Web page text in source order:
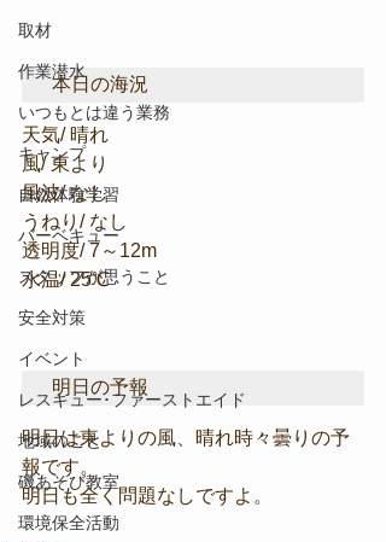
取材
作業潜水
いつもとは違う業務
キャンプ
自然体験学習
バーベキュー
スタッフが思うこと
安全対策
イベント
レスキュー･ファーストエイド
地域のこと
磯あそび教室
環境保全活動
本日の海況
天気/ 晴れ
風/ 東より
風波/ なし
うねり/ なし
透明度/ 7～12m
水温/ 25℃
明日の予報
明日は東よりの風、晴れ時々曇りの予
報です。
明日も全く問題なしですよ。